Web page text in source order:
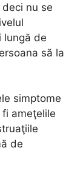
nu se
lungă de
să la
simptome
ameţelile
de